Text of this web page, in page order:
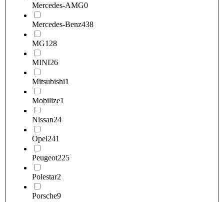
Mercedes-AMG0
Mercedes-Benz438
MG128
MINI26
Mitsubishi1
Mobilize1
Nissan24
Opel241
Peugeot225
Polestar2
Porsche9